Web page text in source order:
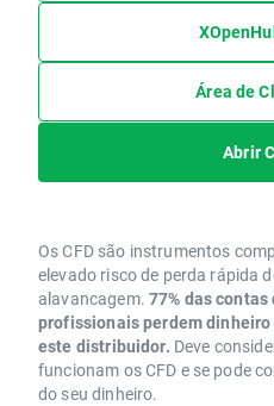
Área de
Abrir
Os CFD são instrumentos
elevado risco de perda rápida
alavancagem. 77% das
profissionais perdem dinheiro
este distribuidor. Deve
funcionam os CFD e se pode
do seu dinheiro.